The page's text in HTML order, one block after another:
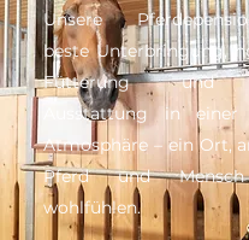
Unsere
beste Unterbringung,
Fütterung und
Ausstattung in einer
Atmosphäre – ein Ort,
Pferd und
wohlfühlen.